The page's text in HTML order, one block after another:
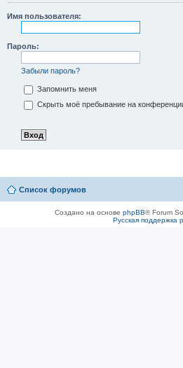
Имя пользователя:
Пароль:
Забыли пароль?
Запомнить меня
Скрыть моё пребывание на
Список форумов
Создано на основе phpBB® Forum
Русская поддержка